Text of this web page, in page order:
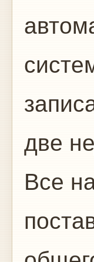
две
Все